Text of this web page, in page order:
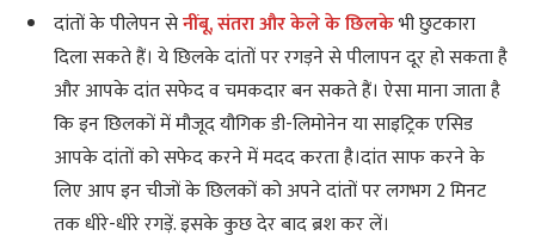
दांतों के पीलेपन सेनींबू, संतरा और केले के छिलकेभी छुटकारा
दिला सकते हैं। ये छिलके दांतों पर रगड़ने से पीलापन दूर हो सकता है
और आपके दांत सफेद व चमकदार बन सकते हैं। ऐसा माना जाता है
कि इन छिलकों में मौजूद यौगिक डी-लिमोनेन या साइट्रिक एसिड
आपके दांतों को सफेद करने में मदद करता है।दांत साफ करने के
लिए आप इन चीजों के छिलकों को अपने दांतों पर लगभग 2 मिनट
तक धीरे-धीरे रगड़ें. इसके कुछ देर बाद ब्रश कर लें।